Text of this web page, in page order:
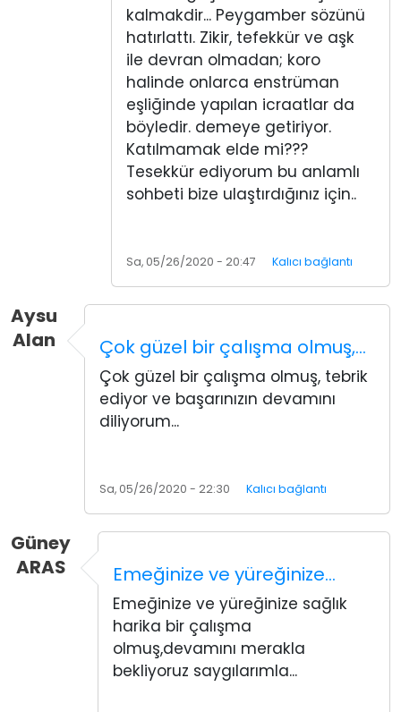
kalmakdir... Peygamber sözünü
hatırlattı. Zikir, tefekkür ve aşk
ile devran olmadan; koro
halinde onlarca enstrüman
eşliğinde yapılan icraatlar da
böyledir. demeye getiriyor.
Katılmamak elde mi???
Tesekkür ediyorum bu anlamlı
sohbeti bize ulaştırdığınız için..
Sa, 05/26/2020 - 20:47 Kalıcı bağlantı
Aysu
Alan
Çok güzel bir çalışma olmuş,…
Çok güzel bir çalışma olmuş, tebrik
ediyor ve başarınızın devamını
diliyorum...
Sa, 05/26/2020 - 22:30 Kalıcı bağlantı
Güney
ARAS
Emeğinize ve yüreğinize…
Emeğinize ve yüreğinize sağlık
harika bir çalışma
olmuş,devamını merakla
bekliyoruz saygılarımla...